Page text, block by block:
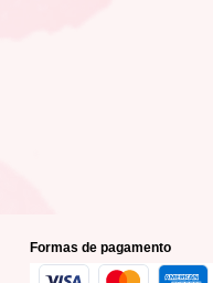
Formas de pagamento